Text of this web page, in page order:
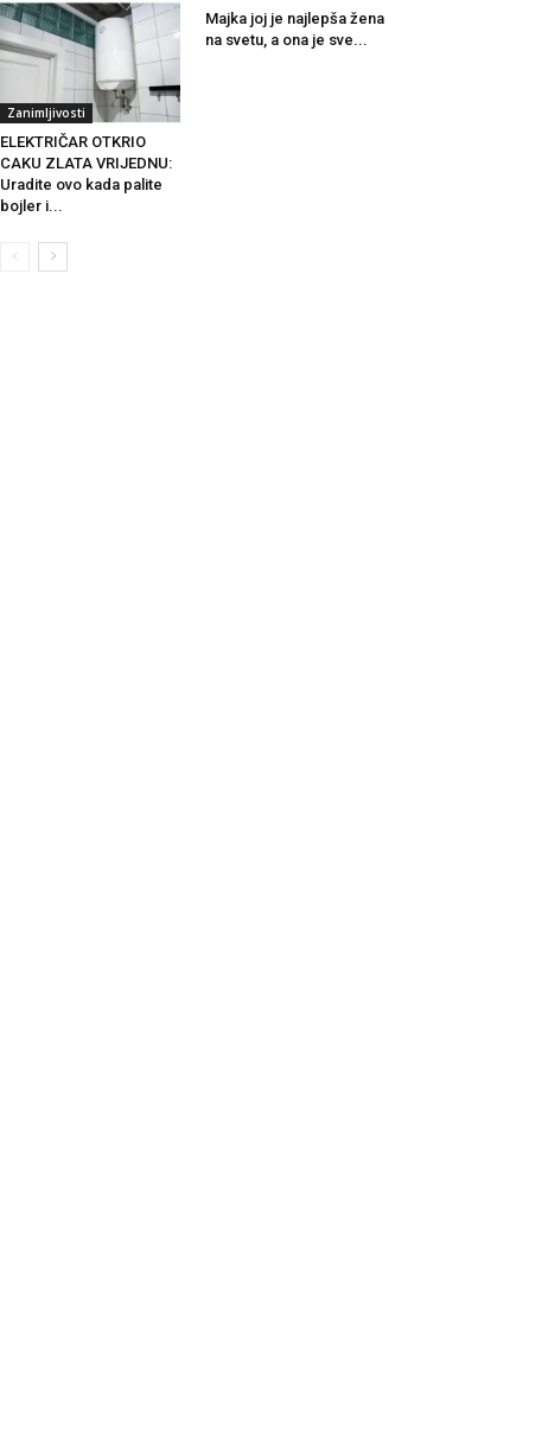
Zanimljivosti
ELEKTRIČAR OTKRIO
CAKU ZLATA VRIJEDNU:
Uradite ovo kada palite
bojler i...
Majka joj je najlepša žena
na svetu, a ona je sve...